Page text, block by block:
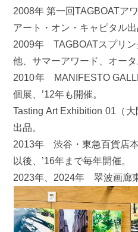
2008年 第一回TAGBOATア
アート・オン・キャピタル
2009年 TAGBOATスプリン
他、サマーアワード、オータ
2010年 MANIFESTO
個展、’12年も開催。
Tasting Art Exhibition 01（
出品。
2013年 渋谷・東急百貨店本
以後、’16年まで毎年開催。
2023年、2024年 翠波画廊